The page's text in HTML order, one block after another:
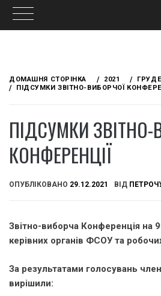
content
ДОМАШНЯ СТОРІНКА 2021
ПІДСУМКИ ЗВІТНО-ВИБОРЧОЇ
ПІДСУМКИ
КОНФЕРЕНЦІЇ
ОПУБЛІКОВАНО 29.12.2021 ВІД
Звітно-виборча Конференція на
керівних органів ФСОУ та
За результатами голосувань
вирішили: